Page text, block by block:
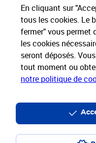
En cliquant sur
tous les cookies. Le
fermer" vous permet
les cookies
seront déposés.
tout moment ou
notre politique de
Proche de vous
Localiser un bureau
Paiements 100%
sociétaux et